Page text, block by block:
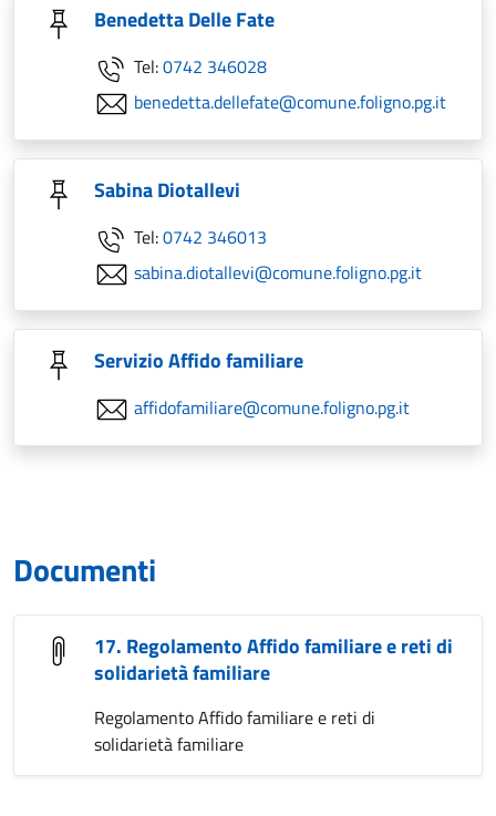
Benedetta Delle Fate
Tel:0742 346028
benedetta.dellefate@comune.foligno.pg.it
Sabina Diotallevi
Tel:0742 346013
sabina.diotallevi@comune.foligno.pg.it
Servizio Affido familiare
affidofamiliare@comune.foligno.pg.it
Documenti
17. Regolamento Affido familiare e reti di
solidarietà familiare
Regolamento Affido familiare e reti di
solidarietà familiare